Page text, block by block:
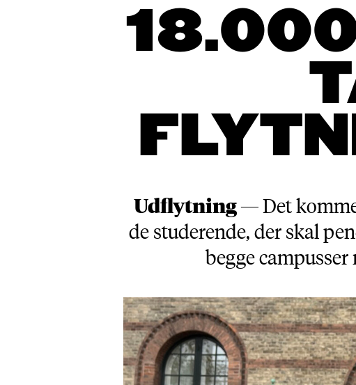
18.000
Udflytning —Det
de studerende, der skal
begge